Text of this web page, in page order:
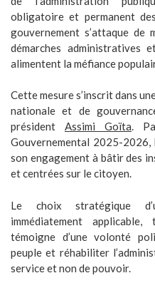
obligatoire et permanent
gouvernement s’attaque de
démarches administratives
alimentent la méfiance
Cette mesure s’inscrit dans
nationale et de
président Assimi Goïta.
Gouvernemental 2025-2026,
son engagement à bâtir des
et centrées sur le citoyen.
Le choix stratégique
immédiatement
témoigne d’une volonté
peuple et réhabiliter
service et non de pouvoir.